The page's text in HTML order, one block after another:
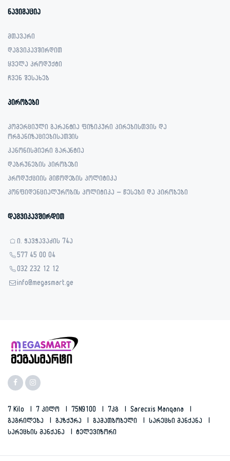
ნავიგაცია
მთავარი
დაგვიკავშირდით
ყველა პროდუქტი
ჩვენ შესახებ
პირობები
კომერციული გარანტია ფიზიკური პირებისთვის და
ორგანიზაციებისათვის
კანონისმიერი გარანტია
დაბრუნების პირობები
პროდუქციის მიწოდების პოლიტიკა
კონფიდენციალურობის პოლიტიკა – წესები და პირობები
დაგვიკავშირდით
ი. ჭავჭავაძის 74ა
577 45 00 04
032 232 12 12
info@megasmart.ge
7 Kilo 7 Კილო 75N9100 7კგ
Sarecxis Manqana
Გაგრილება
Გაზქურა Გამათბობელი
Სარეცხი Მანქანა
Სარეცხის Მანქანა
Ტელევიზორი